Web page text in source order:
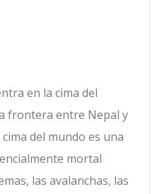
en la cima del
frontera entre Nepal y
del mundo es una
mortal
las avalanchas, las